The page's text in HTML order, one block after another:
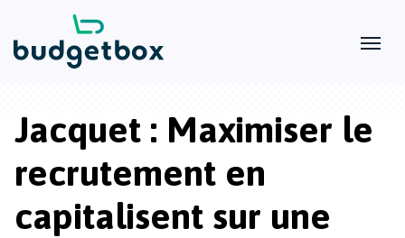
Jacquet : Maximiser le
recrutement en
capitalisent sur une